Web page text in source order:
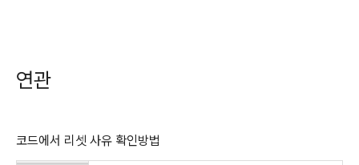
연관
코드에서 리셋 사유 확인방법